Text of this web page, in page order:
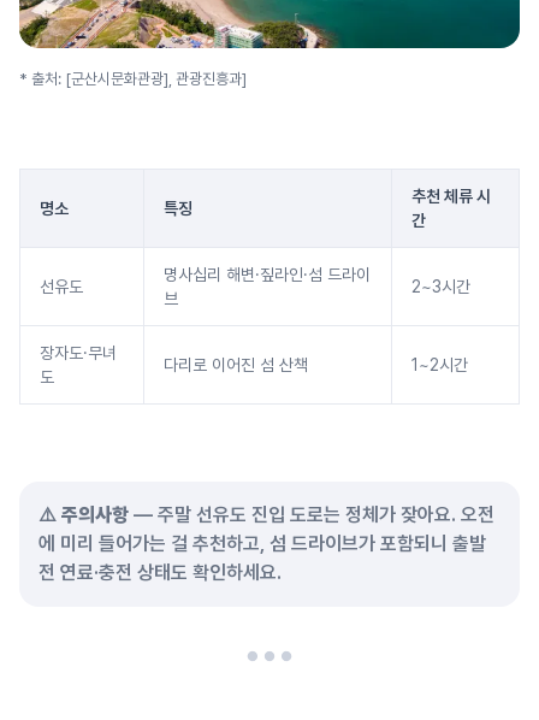
* 출처: [군산시문화관광], 관광진흥과]
명소 특징
추천 체류 시
간
선유도
명사십리 해변·짚라인·섬 드라이
브
2~3시간
장자도·무녀
도
다리로 이어진 섬 산책 1~2시간
⚠️ 주의사항 — 주말 선유도 진입 도로는 정체가 잦아요. 오전
에 미리 들어가는 걸 추천하고, 섬 드라이브가 포함되니 출발
전 연료·충전 상태도 확인하세요.